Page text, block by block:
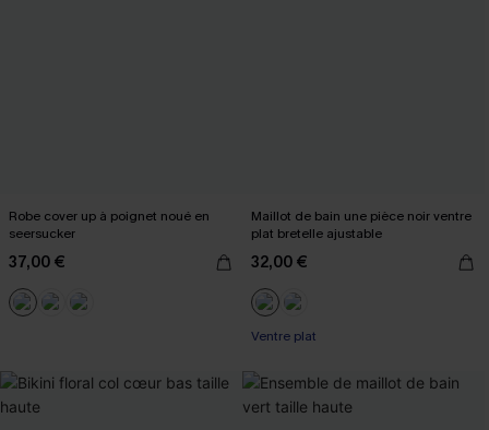
Robe cover up à poignet noué en
seersucker
37,00 €
Maillot de bain une pièce noir ventre
plat bretelle ajustable
32,00 €
Ventre plat